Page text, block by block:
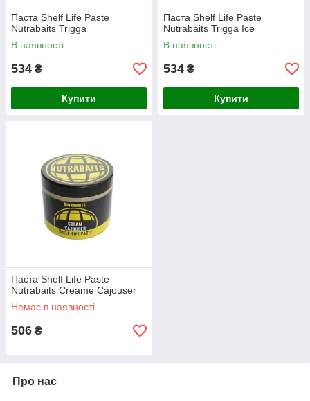
Паста Shelf Life Paste
Nutrabaits Trigga
В наявності
534 ₴
Купити
Паста Shelf Life Paste
Nutrabaits Trigga Ice
В наявності
534 ₴
Купити
Паста Shelf Life Paste
Nutrabaits Creame Cajouser
Немає в наявності
506 ₴
Про нас